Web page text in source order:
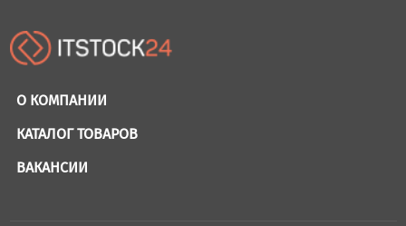
О КОМПАНИИ
КАТАЛОГ ТОВАРОВ
ВАКАНСИИ